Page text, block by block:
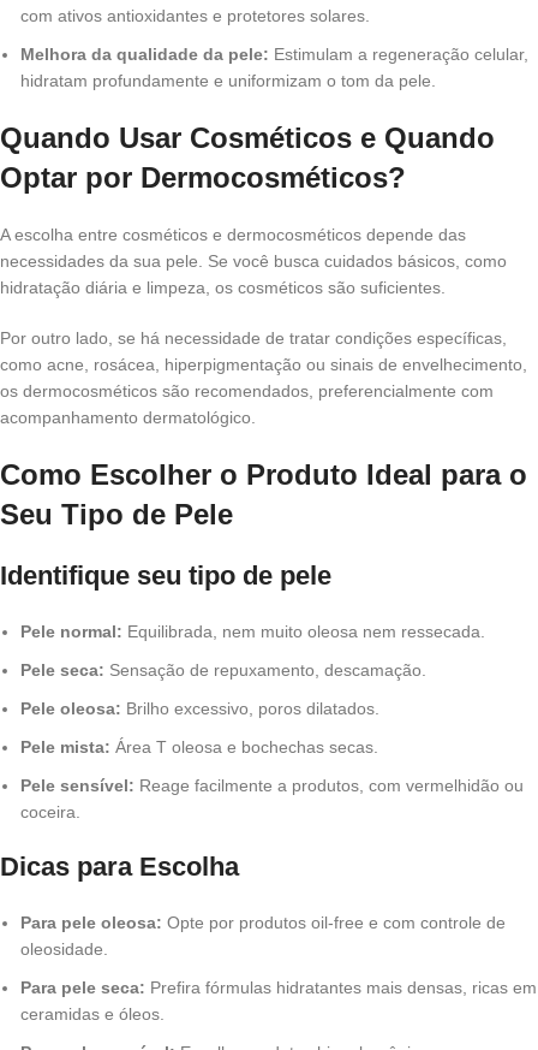
com ativos antioxidantes e protetores solares.
Melhora da qualidade da pele: Estimulam a regeneração celular,
hidratam profundamente e uniformizam o tom da pele.
Quando Usar Cosméticos e Quando
Optar por Dermocosméticos?
A escolha entre cosméticos e dermocosméticos depende das
necessidades da sua pele. Se você busca cuidados básicos, como
hidratação diária e limpeza, os cosméticos são suficientes.
Por outro lado, se há necessidade de tratar condições específicas,
como acne, rosácea, hiperpigmentação ou sinais de envelhecimento,
os dermocosméticos são recomendados, preferencialmente com
acompanhamento dermatológico.
Como Escolher o Produto Ideal para o
Seu Tipo de Pele
Identifique seu tipo de pele
Pele normal: Equilibrada, nem muito oleosa nem ressecada.
Pele seca: Sensação de repuxamento, descamação.
Pele oleosa: Brilho excessivo, poros dilatados.
Pele mista: Área T oleosa e bochechas secas.
Pele sensível: Reage facilmente a produtos, com vermelhidão ou
coceira.
Dicas para Escolha
Para pele oleosa: Opte por produtos oil-free e com controle de
oleosidade.
Para pele seca: Prefira fórmulas hidratantes mais densas, ricas em
ceramidas e óleos.